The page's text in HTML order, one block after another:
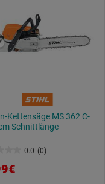
Kettensäge MS 362 C-
Schnittlänge
0.0 (0)